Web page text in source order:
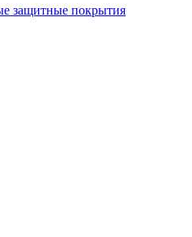
защитные покрытия